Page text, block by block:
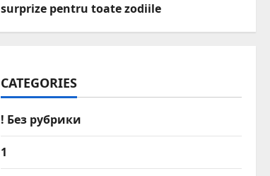
surprize pentru toate zodiile
CATEGORIES
! Без рубрики
1